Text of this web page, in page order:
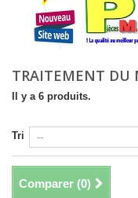
TRAITEMENT DU
Il y a 6 produits.
Tri
Comparer (0)